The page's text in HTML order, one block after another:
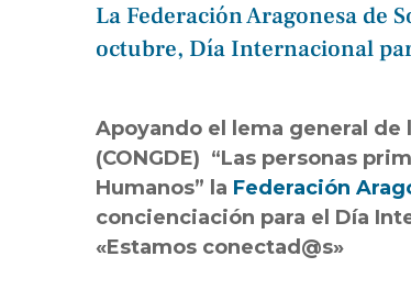
La Federación Aragonesa de
octubre, Día Internacional
imagen
más
grande
Apoyando el lema general de
(CONGDE) “Las personas
Humanos” la Federación
concienciación para el Día
«Estamos conectad@s»